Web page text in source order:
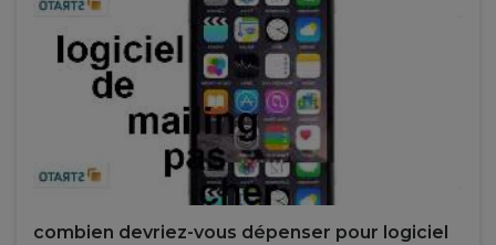
combien devriez-vous dépenser pour logiciel